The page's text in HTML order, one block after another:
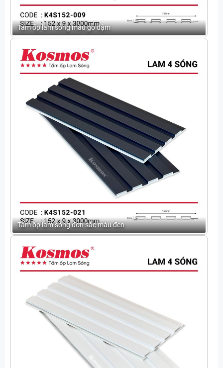
Tấm ốp lam sóng màu gỗ đậm
Tấm ốp lam sóng đơn sắc màu đen